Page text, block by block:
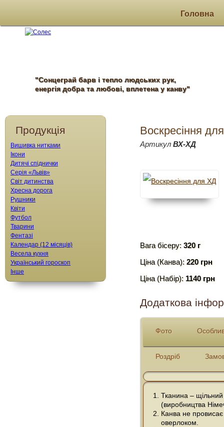
Головна
"Сонцеграй барв і тепло людських рук,
енергія добра та любові, вплетена у канву"
Воскресіння
Артикул ВХ-ХД
Вага бісеру: 320 г
Ціна (Канва): 220 грн
Ціна (Набір): 1140 грн
Додаткова
Фото
Роздріб
Тканина –
(виробництва
Канва не провисає
оверлоком.
Продукція
Вишивка нитками
Ікони
Дитячі спіднички
Серія «Львів»
Світ дитинства
Хресна дорога
Рушники
Квіти
Футбол
Тварини
Фентазі
Календар (12 місяців)
Весела кухня
Український гороскоп
Інше